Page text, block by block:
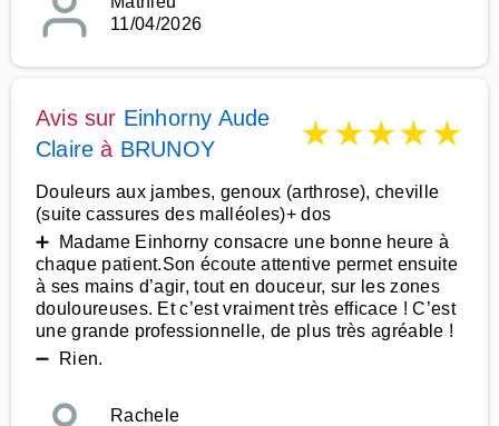
11/04/2026
Avis sur Einhorny Aude
Claire à BRUNOY ★★★★★
Douleurs aux jambes, genoux (arthrose), cheville
(suite cassures des malléoles)+ dos
➕ Madame Einhorny consacre une bonne heure à
chaque patient.Son écoute attentive permet ensuite
à ses mains d’agir, tout en douceur, sur les zones
douloureuses. Et c’est vraiment très efficace ! C’est
une grande professionnelle, de plus très agréable !
➖ Rien.
Rachele